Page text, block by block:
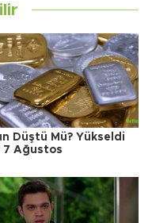
Düştü Mü? Yükseldi
7 Ağustos